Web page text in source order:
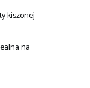
kiszonej
na